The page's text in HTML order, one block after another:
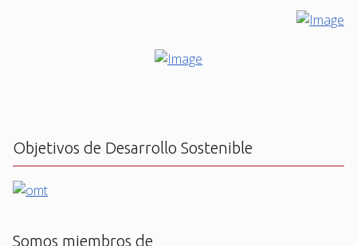
Objetivos de Desarrollo Sostenible
Somos miembros de